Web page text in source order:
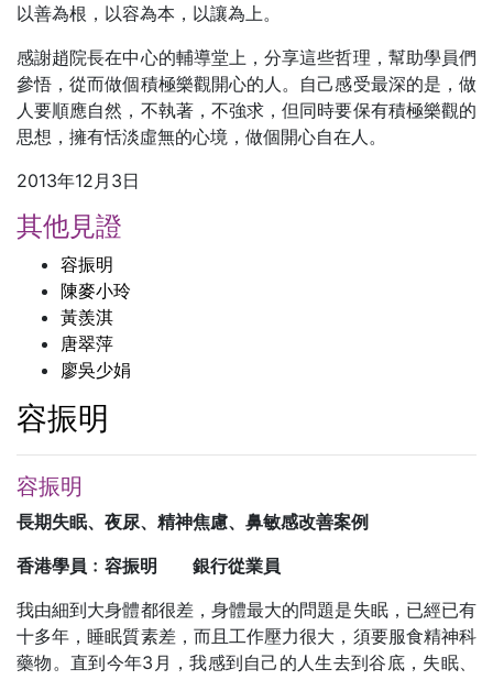
以善為根，以容為本，以讓為上。
感謝趙院長在中心的輔導堂上，分享這些哲理，幫助學員們
參悟，從而做個積極樂觀開心的人。自己感受最深的是，做
人要順應自然，不執著，不強求，但同時要保有積極樂觀的
思想，擁有恬淡虛無的心境，做個開心自在人。
2013年12月3日
其他見證
容振明
陳麥小玲
黃羨淇
唐翠萍
廖吳少娟
容振明
容振明
長期失眠、夜尿、精神焦慮、鼻敏感改善案例
香港學員﹕容振明 銀行從業員
我由細到大身體都很差，身體最大的問題是失眠，已經已有
十多年，睡眠質素差，而且工作壓力很大，須要服食精神科
藥物。直到今年3月，我感到自己的人生去到谷底，失眠、